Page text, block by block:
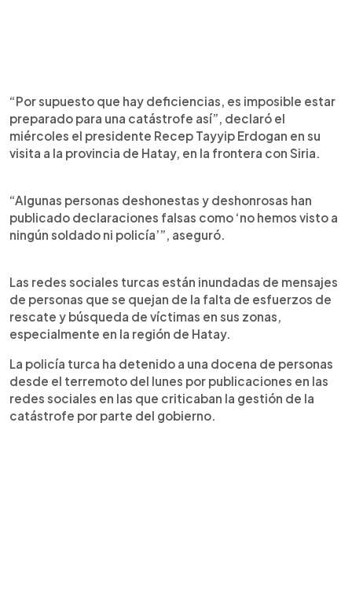
“Por supuesto que hay deficiencias, es imposible estar
preparado para una catástrofe así”, declaró el
miércoles el presidente Recep Tayyip Erdogan en su
visita a la provincia de Hatay, en la frontera con Siria.
“Algunas personas deshonestas y deshonrosas han
publicado declaraciones falsas como ‘no hemos visto a
ningún soldado ni policía’”, aseguró.
Las redes sociales turcas están inundadas de mensajes
de personas que se quejan de la falta de esfuerzos de
rescate y búsqueda de víctimas en sus zonas,
especialmente en la región de Hatay.
La policía turca ha detenido a una docena de personas
desde el terremoto del lunes por publicaciones en las
redes sociales en las que criticaban la gestión de la
catástrofe por parte del gobierno.